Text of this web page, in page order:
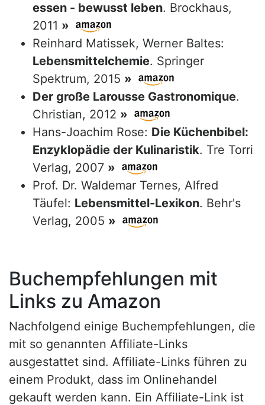
essen - bewusst leben. Brockhaus,
2011 »
Reinhard Matissek, Werner Baltes:
Lebensmittelchemie. Springer
Spektrum, 2015 »
Der große Larousse Gastronomique.
Christian, 2012 »
Hans-Joachim Rose: Die Küchenbibel:
Enzyklopädie der Kulinaristik. Tre Torri
Verlag, 2007 »
Prof. Dr. Waldemar Ternes, Alfred
Täufel: Lebensmittel-Lexikon. Behr's
Verlag, 2005 »
Buchempfehlungen mit
Links zu Amazon
Nachfolgend einige Buchempfehlungen, die
mit so genannten Affiliate-Links
ausgestattet sind. Affiliate-Links führen zu
einem Produkt, dass im Onlinehandel
gekauft werden kann. Ein Affiliate-Link ist